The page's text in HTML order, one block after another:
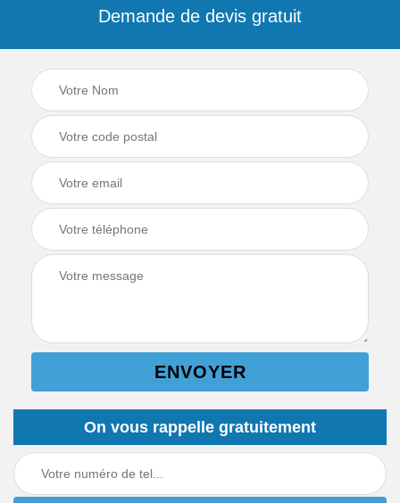
Demande de devis gratuit
On vous rappelle gratuitement